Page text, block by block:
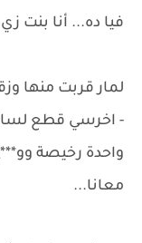
فيا ده... أنا بنت
لمار قربت منها
- اخرسي قطع
واحدة رخيصة
معانا...